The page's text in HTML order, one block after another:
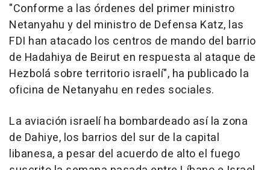
"Conforme a las órdenes del primer ministro
Netanyahu y del ministro de Defensa Katz, las
FDI han atacado los centros de mando del barrio
de Hadahiya de Beirut en respuesta al ataque de
Hezbolá sobre territorio israelí", ha publicado la
oficina de Netanyahu en redes sociales.
La aviación israelí ha bombardeado así la zona
de Dahiye, los barrios del sur de la capital
libanesa, a pesar del acuerdo de alto el fuego